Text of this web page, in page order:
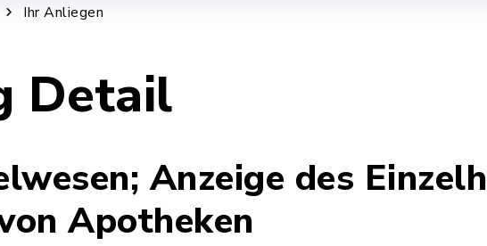
Ihr Anliegen
Detail
Anzeige des
Apotheken